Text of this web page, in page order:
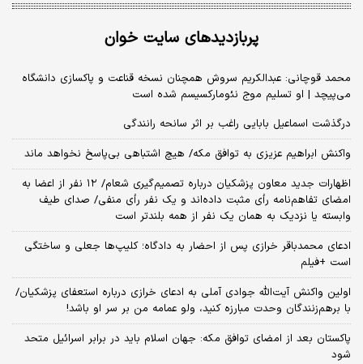
پربازدیدهای سایت خوان
محمد قوچانی: عبدالکریم سروش همچنان نسخه قناعت و پاکسازی دانشگاه
می‌پیچد | او تسلیم موج نئومارکسیسم شده است
درگذشت اسماعیل بابایی راغب بر اثر سانحه رانندگی
واکنش ابراهیم عزیزی به توافق مکه/ هیچ اشتباهی بی‌پاسخ نخواهد ماند
اظهارات جدید معاون پزشکیان درباره تصمیم‌گیری شعام/ ۱۲ نفر از اعضا به
امضای تفاهم‌نامه رأی مثبت داده‌اند و یک نفر رأی منفی/ صدای طیف
وابسته یا نزدیک به همان یک نفر از همه بلندتر است
ادعای محمدباقر خرازی پس از احضار به دادگاه؛ کلیپ‌ها جعلی و ساختگی
است +فیلم
اولین واکنش آیت‌الله جوادی آملی به ادعای خرازی درباره استعفای پزشکیان/
با برهم‌زنندگان وحدت مبارزه کنید، ولو عمامه من بر سر او باشد!
پاکستان بعد از امضای توافق مکه: جهان اسلام باید در برابر اسرائیل متحد
شود